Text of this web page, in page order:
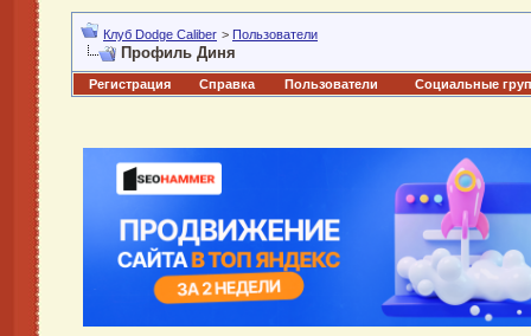
Клуб Dodge Caliber > Пользователи
Профиль Диня
Регистрация Справка Пользователи Социальные